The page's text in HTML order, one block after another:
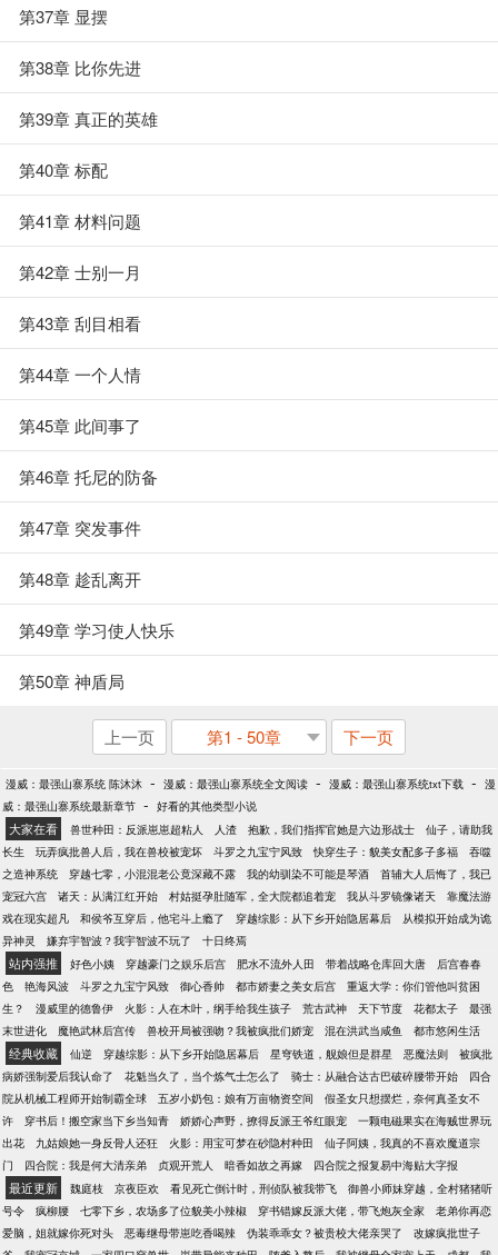
第37章 显摆
第38章 比你先进
第39章 真正的英雄
第40章 标配
第41章 材料问题
第42章 士别一月
第43章 刮目相看
第44章 一个人情
第45章 此间事了
第46章 托尼的防备
第47章 突发事件
第48章 趁乱离开
第49章 学习使人快乐
第50章 神盾局
上一页 第1 - 50章 下一页
漫威：最强山寨系统 陈沐沐 - 漫威：最强山寨系统全文阅读 - 漫威：最强山寨系统txt下载 - 漫
威：最强山寨系统最新章节 - 好看的其他类型小说
大家在看 兽世种田：反派崽崽超粘人 人渣 抱歉，我们指挥官她是六边形战士
仙子，请助我
长生
玩弄疯批兽人后，我在兽校被宠坏 斗罗之九宝宁风致 快穿生子：貌美女配多子多福
吞噬
之造神系统
穿越七零，小混混老公竟深藏不露 我的幼驯染不可能是琴酒
首辅大人后悔了，我已
宠冠六宫
诸天：从满江红开始 村姑挺孕肚随军，全大院都追着宠 我从斗罗镜像诸天
靠魔法游
戏在现实超凡
和侯爷互穿后，他宅斗上瘾了 穿越综影：从下乡开始隐居幕后
从模拟开始成为诡
异神灵
嫌弃宇智波？我宇智波不玩了 十日终焉
站内强推 好色小姨 穿越豪门之娱乐后宫 肥水不流外人田 带着战略仓库回大唐
后宫春春
色
艳海风波 斗罗之九宝宁风致 御心香帅 都市娇妻之美女后宫
重返大学：你们管他叫贫困
生？
漫威里的德鲁伊 火影：人在木叶，纲手给我生孩子 荒古武神 天下节度 花都太子
最强
末世进化
魔艳武林后宫传 兽校开局被强吻？我被疯批们娇宠 混在洪武当咸鱼 都市悠闲生活
经典收藏 仙逆 穿越综影：从下乡开始隐居幕后 星穹铁道，舰娘但是群星 恶魔法则
被疯批
病娇强制爱后我认命了
花魁当久了，当个炼气士怎么了 骑士：从融合达古巴破碎腰带开始
四合
院从机械工程师开始制霸全球
五岁小奶包：娘有万亩物资空间
假圣女只想摆烂，奈何真圣女不
许
穿书后！搬空家当下乡当知青 娇娇心声野，撩得反派王爷红眼宠
一颗电磁果实在海贼世界玩
出花
九姑娘她一身反骨人还狂 火影：用宝可梦在砂隐村种田
仙子阿姨，我真的不喜欢魔道宗
门
四合院：我是何大清亲弟 贞观开荒人 暗香如故之再嫁 四合院之报复易中海贴大字报
最近更新 魏庭枝 京夜臣欢 看见死亡倒计时，刑侦队被我带飞
御兽小师妹穿越，全村猪猪听
号令
疯柳腰 七零下乡，农场多了位貌美小辣椒 穿书错嫁反派大佬，带飞炮灰全家
老弟你再恋
爱脑，姐就嫁你死对头
恶毒继母带崽吃香喝辣 伪装乖乖女？被贵校大佬亲哭了
改嫁疯批世子